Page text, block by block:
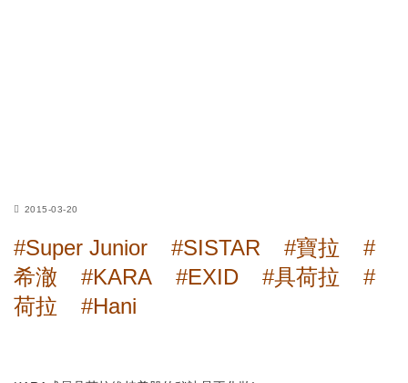
2015-03-20
#Super Junior #SISTAR #寶拉
#
希澈
#KARA #EXID #具荷拉
#
荷拉
#Hani